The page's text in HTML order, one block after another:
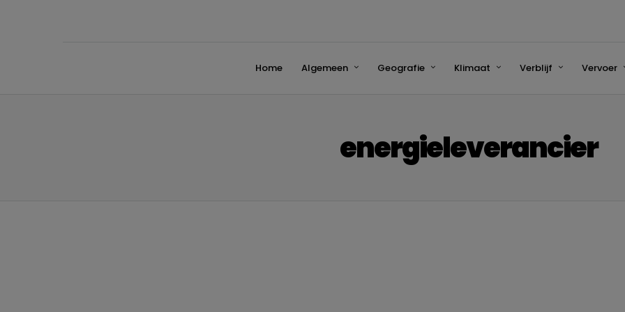
Home Algemeen Geografie Klimaat Verblijf Vervoer
energieleverancier